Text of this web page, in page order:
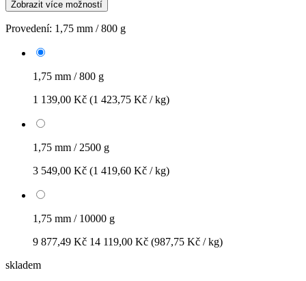
Zobrazit více možností
Provedení: 1,75 mm / 800 g
1,75 mm / 800 g
1 139,00 Kč (1 423,75 Kč / kg)
1,75 mm / 2500 g
3 549,00 Kč (1 419,60 Kč / kg)
1,75 mm / 10000 g
9 877,49 Kč 14 119,00 Kč (987,75 Kč / kg)
skladem